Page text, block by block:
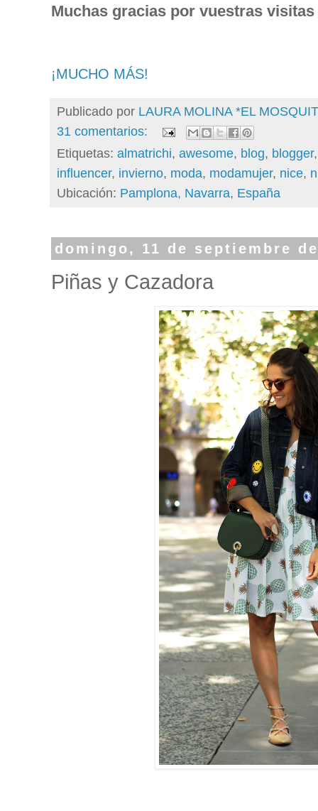
Muchas gracias por vuestras
¡MUCHO MÁS!
Publicado por LAURA MOLINA *EL
31 comentarios:
Etiquetas: almatrichi, awesome, blog, blogger
influencer, invierno, moda, modamujer, nice,
Ubicación: Pamplona, Navarra, España
domingo, 11 de septiembre
Piñas y Cazadora